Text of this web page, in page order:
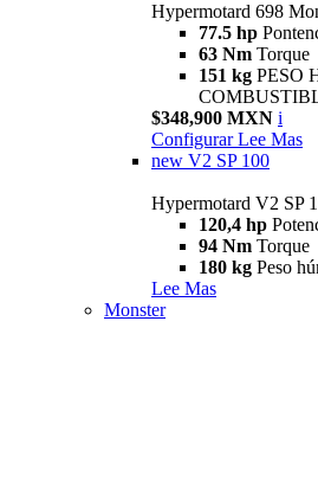
Hypermotard 698
77.5 hp
63 Nm Torque
151 kg PESO
$348,900 MXN i
Configurar Lee Mas
new V2 SP 100
Hypermotard V2 SP
120,4 hp
94 Nm Torque
180 kg Peso
Lee Mas
Monster